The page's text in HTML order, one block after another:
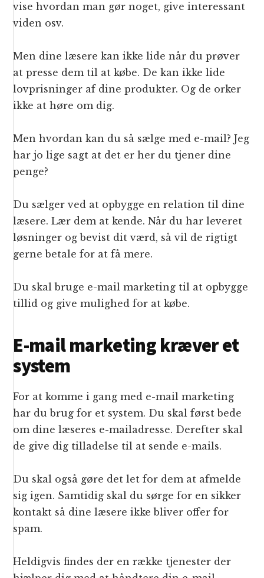
vise hvordan man gør noget, give interessant
viden osv.
Men dine læsere kan ikke lide når du prøver
at presse dem til at købe. De kan ikke lide
lovprisninger af dine produkter. Og de orker
ikke at høre om dig.
Men hvordan kan du så sælge med e-mail? Jeg
har jo lige sagt at det er her du tjener dine
penge?
Du sælger ved at opbygge en relation til dine
læsere. Lær dem at kende. Når du har leveret
løsninger og bevist dit værd, så vil de rigtigt
gerne betale for at få mere.
Du skal bruge e-mail marketing til at opbygge
tillid og give mulighed for at købe.
E-mail marketing kræver et
system
For at komme i gang med e-mail marketing
har du brug for et system. Du skal først bede
om dine læseres e-mailadresse. Derefter skal
de give dig tilladelse til at sende e-mails.
Du skal også gøre det let for dem at afmelde
sig igen. Samtidig skal du sørge for en sikker
kontakt så dine læsere ikke bliver offer for
spam.
Heldigvis findes der en række tjenester der